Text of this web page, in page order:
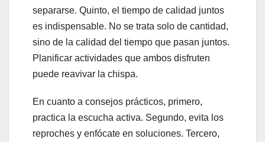
separarse. Quinto, el tiempo de calidad juntos
es indispensable. No se trata solo de cantidad,
sino de la calidad del tiempo que pasan juntos.
Planificar actividades que ambos disfruten
puede reavivar la chispa.
En cuanto a consejos prácticos, primero,
practica la escucha activa. Segundo, evita los
reproches y enfócate en soluciones. Tercero,